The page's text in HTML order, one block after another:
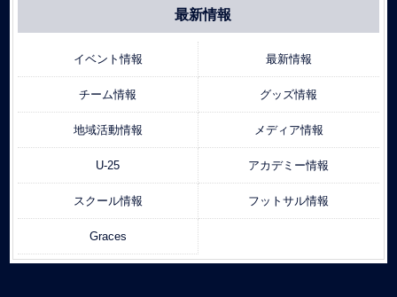
最新情報
イベント情報 最新情報
チーム情報 グッズ情報
地域活動情報 メディア情報
U-25 アカデミー情報
スクール情報 フットサル情報
Graces